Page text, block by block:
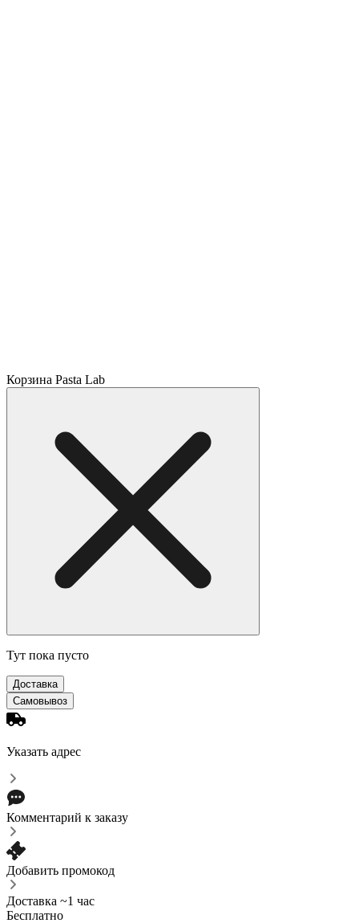
Корзина Pasta Lab
Тут пока пусто
Доставка
Самовывоз
Указать адрес
Комментарий к заказу
Добавить промокод
Доставка ~1 час
Бесплатно